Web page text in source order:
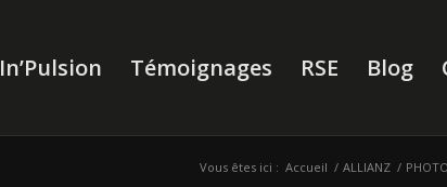
In’Pulsion Témoignages RSE Blog
Vous êtes ici : Accueil / ALLIANZ /